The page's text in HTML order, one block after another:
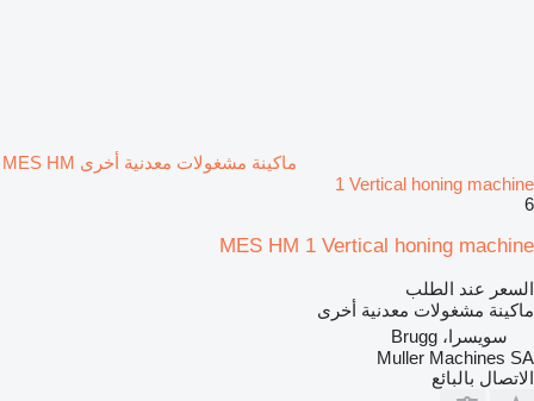
ماكينة مشغولات معدنية أخرى MES HM
1 Vertical honing machine
6
MES HM 1 Vertical honing machine
السعر عند الطلب
ماكينة مشغولات معدنية أخرى
سويسرا، Brugg
Muller Machines SA
الاتصال بالبائع